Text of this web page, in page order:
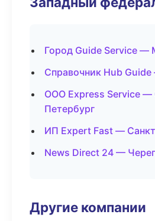
Город Guide Service —
Справочник Hub
ООО Express Service —
Петербург
ИП Expert Fast —
News Direct 24 —
Другие компании